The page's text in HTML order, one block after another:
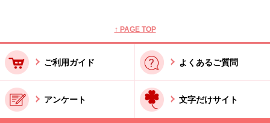
↑ PAGE TOP
ご利用ガイド よくあるご質問
アンケート 文字だけサイト